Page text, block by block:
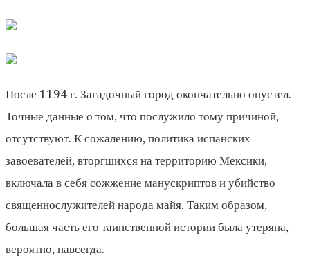
После 1194 г. Загадочный город окончательно опустел.
Точные данные о том, что послужило тому причиной,
отсутствуют. К сожалению, политика испанских
завоевателей, вторгшихся на территорию Мексики,
включала в себя сожжение ма­нускриптов и убийство
священнослужителей народа майя. Таким образом,
большая часть его таинственной истории была утеряна,
вероятно, навсегда.